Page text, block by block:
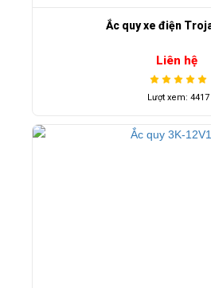
Ắc quy xe điện
Liên hệ
Lượt xem: 4417